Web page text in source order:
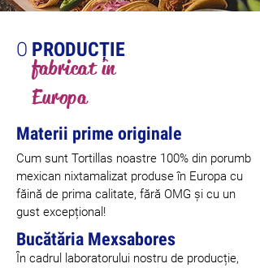
O PRODUCȚIE
fabricat în
Europa
Materii prime originale
Cum sunt Tortillas noastre 100% din porumb
mexican nixtamalizat produse în Europa cu
făină de prima calitate, fără OMG și cu un
gust excepțional!
Bucătăria Mexsabores
În cadrul laboratorului nostru de producție,